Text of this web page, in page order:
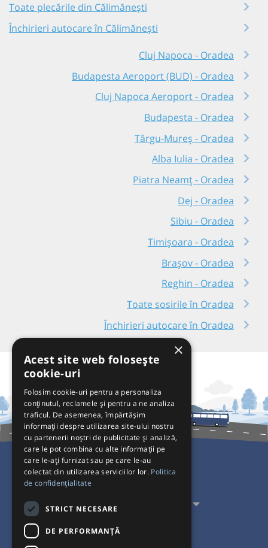
Toate plecările din Călimănești
Închirieri autocare în Călimănești
Cluj Napoca - Oradea
Budapesta Aeroport (BUD) - Oradea
Cluj Napoca Aeroport - Oradea
Budapesta - Oradea
Târgu-Mureș - Oradea
Alba Iulia - Oradea
Piatra Neamț - Oradea
Dej - Oradea
Sibiu - Oradea
Timișoara - Oradea
Brașov - Oradea
Reghin - Oradea
Toate sosirile în Oradea
Închirieri autocare în Oradea
Pentru Călători
Pentru Transportatori
Interacționăm
×
Acest site web folosește
cookie-uri
Folosim cookie-uri pentru a personaliza
conținutul, reclamele și pentru a ne analiza
traficul. De asemenea, împărtășim
informații despre utilizarea site-ului nostru
cu partenerii noștri de publicitate și analiză,
care le pot combina cu alte informații pe
care le-ați furnizat sau pe care le-au
colectat din utilizarea serviciilor lor. Politica
de confidențialitate
STRICT NECESARE
DE PERFORMANȚĂ